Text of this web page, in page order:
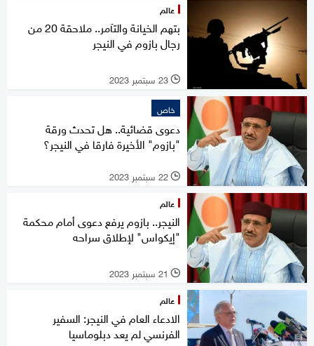
عالم
بتهم الخيانة والتآمر.. ملاحقة 20 من
رجال بازوم في النيجر
l 23 سبتمبر 2023
خاص
دعوى قضائية.. هل تحدث ورقة
"بازوم" الأخيرة فارقا في النيجر؟
l 22 سبتمبر 2023
عالم
النيجر.. بازوم يرفع دعوى أمام محكمة
"إيكواس" لإطلاق سراحه
l 21 سبتمبر 2023
عالم
الادعاء العام في النيجر: السفير
الفرنسي لم يعد دبلوماسيا